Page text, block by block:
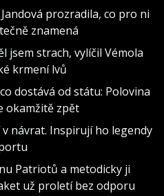
prozradila, co pro ni
znamená
jsem strach, vylíčil Vémola
krmení lvů
dostává od státu: Polovina
okamžitě zpět
návrat. Inspirují ho legendy
Patriotů a metodicky ji
už proletí bez odporu